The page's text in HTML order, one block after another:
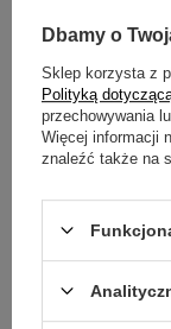
pudłu na kaski
Kolor
Dbamy o
Sklep korzysta z
Polityką
przechowywania
Więcej informacji
znaleźć także na